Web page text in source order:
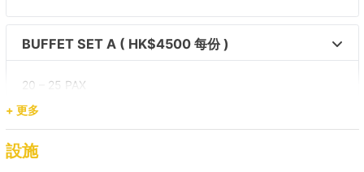
【水上活動之選】維港 → 南區海灣
BUFFET SET A ( HK$4500 每份 )
20 – 25 PAX
雜果沙律(V)
一口蜜味台灣腸
+ 更多
設施